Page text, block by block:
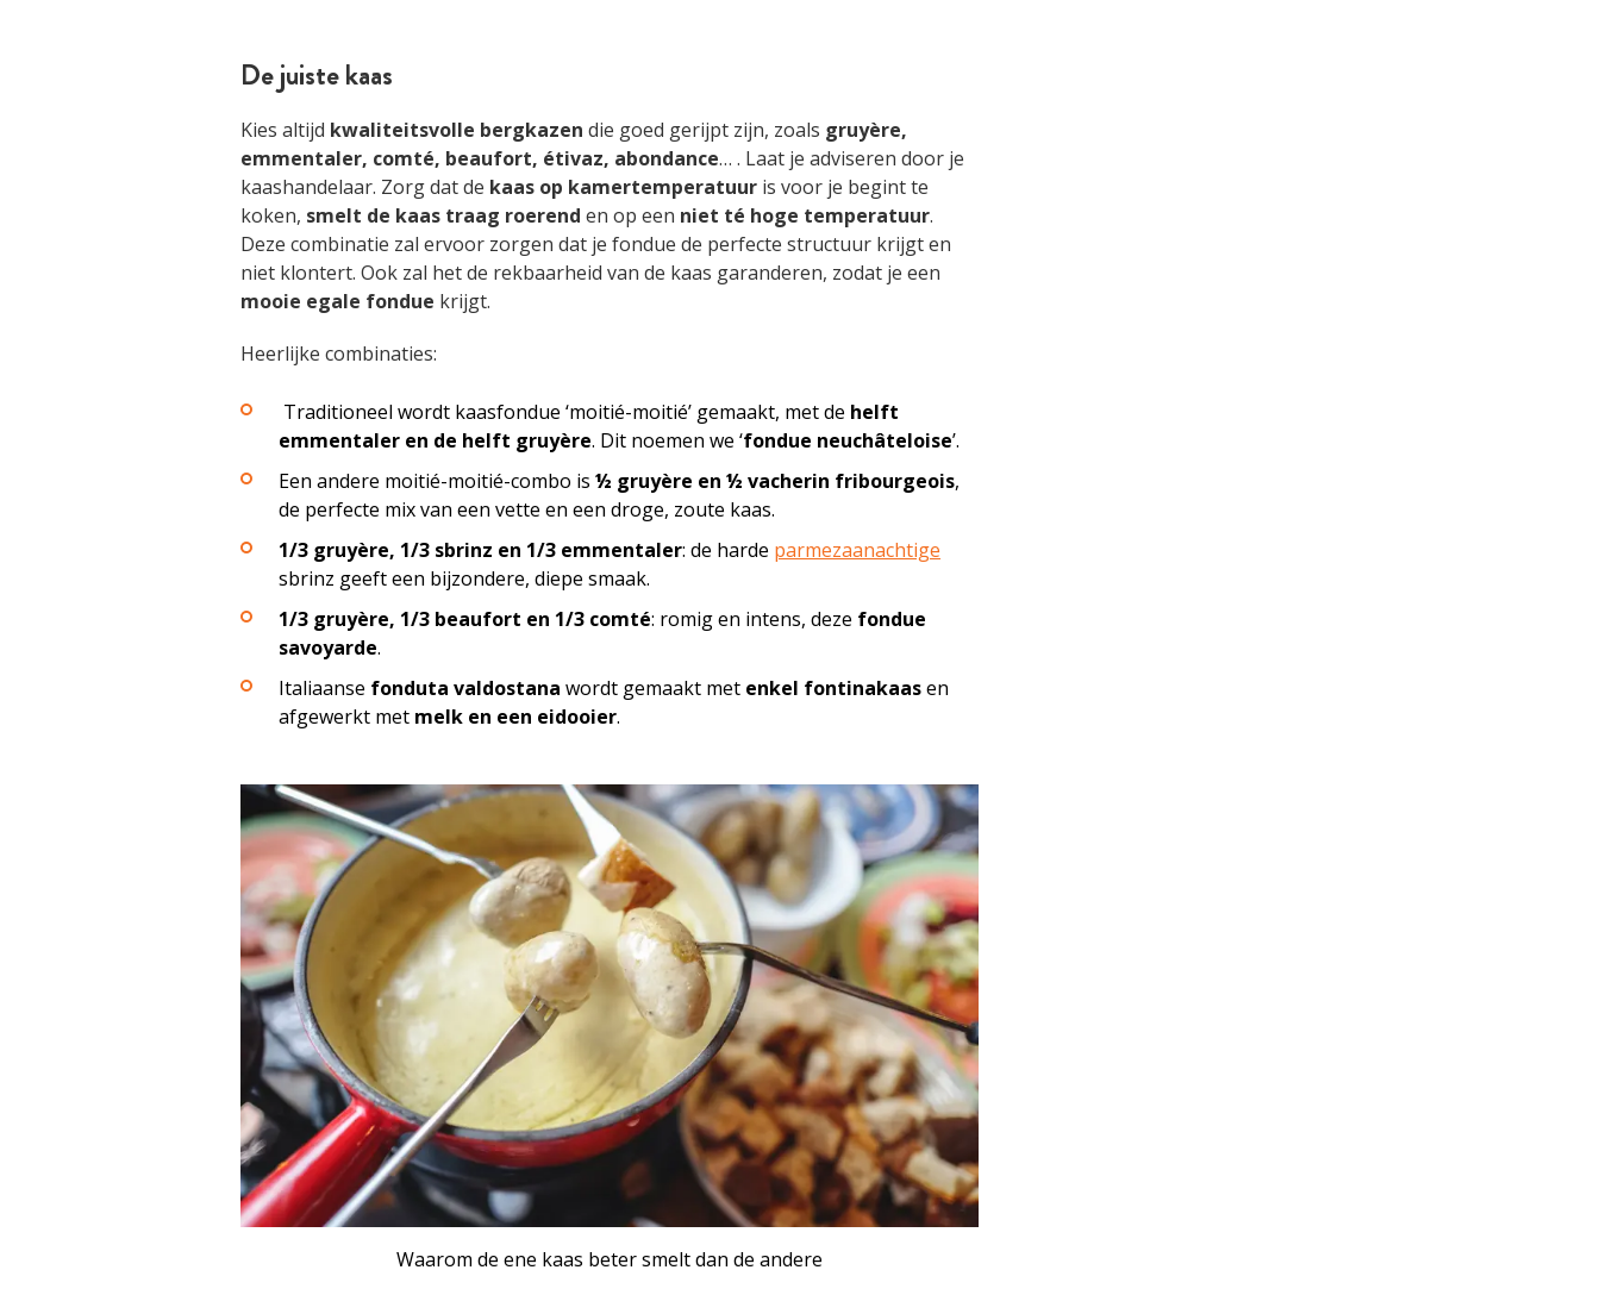
De juiste kaas
Kies altijd kwaliteitsvolle bergkazen die goed gerijpt zijn, zoals gruyère,
emmentaler, comté, beaufort, étivaz, abondance… . Laat je adviseren door je
kaashandelaar. Zorg dat de kaas op kamertemperatuur is voor je begint te
koken, smelt de kaas traag roerend en op een niet té hoge temperatuur.
Deze combinatie zal ervoor zorgen dat je fondue de perfecte structuur krijgt en
niet klontert. Ook zal het de rekbaarheid van de kaas garanderen, zodat je een
mooie egale fondue krijgt.
Heerlijke combinaties:
Traditioneel wordt kaasfondue ‘moitié-moitié’ gemaakt, met de helft
emmentaler en de helft gruyère. Dit noemen we ‘fondue neuchâteloise’.
Een andere moitié-moitié-combo is ½ gruyère en ½ vacherin fribourgeois,
de perfecte mix van een vette en een droge, zoute kaas.
1/3 gruyère, 1/3 sbrinz en 1/3 emmentaler: de harde parmezaanachtige
sbrinz geeft een bijzondere, diepe smaak.
1/3 gruyère, 1/3 beaufort en 1/3 comté: romig en intens, deze fondue
savoyarde.
Italiaanse fonduta valdostana wordt gemaakt met enkel fontinakaasen
afgewerkt met melk en een eidooier.
Waarom de ene kaas beter smelt dan de andere